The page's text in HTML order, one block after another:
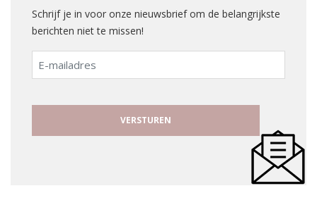
Schrijf je in voor onze nieuwsbrief om de belangrijkste
berichten niet te missen!
E-
mailadres